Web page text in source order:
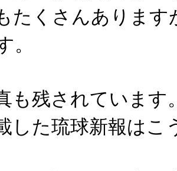
たくさんありま
。
も残されています
した琉球新報は